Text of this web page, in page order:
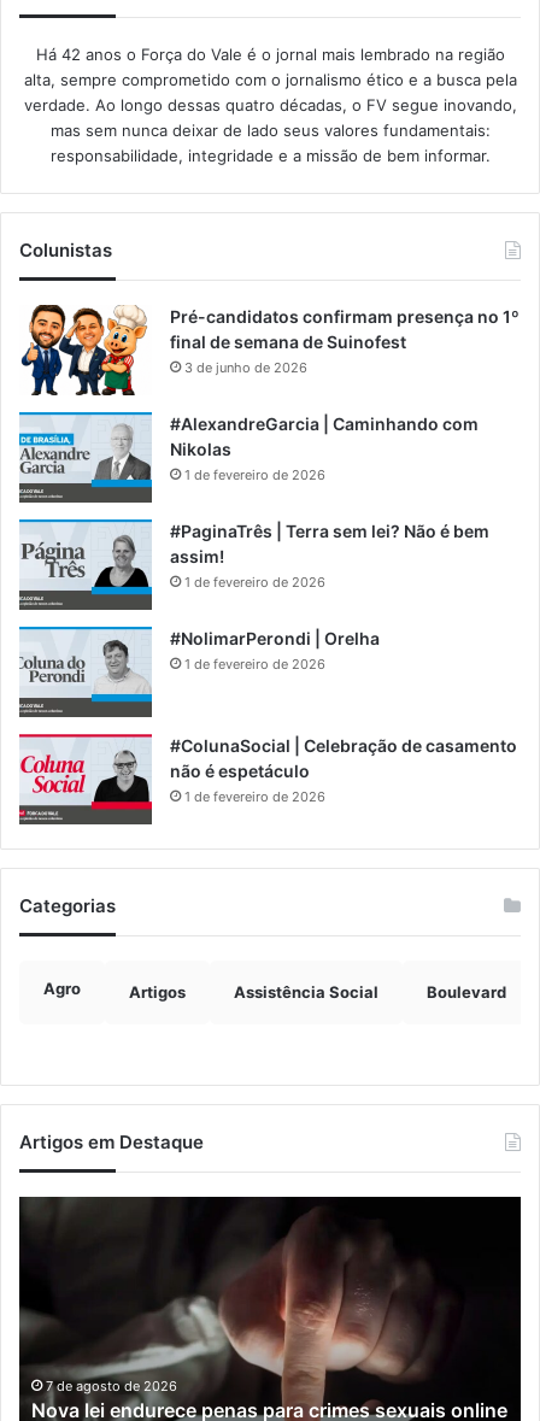
Há 42 anos o Força do Vale é o jornal mais lembrado na região
alta, sempre comprometido com o jornalismo ético e a busca pela
verdade. Ao longo dessas quatro décadas, o FV segue inovando,
mas sem nunca deixar de lado seus valores fundamentais:
responsabilidade, integridade e a missão de bem informar.​
Colunistas
Pré-candidatos confirmam presença no 1º
final de semana de Suinofest
3 de junho de 2026
#AlexandreGarcia | Caminhando com
Nikolas
1 de fevereiro de 2026
#PaginaTrês | Terra sem lei? Não é bem
assim!
1 de fevereiro de 2026
#NolimarPerondi | Orelha
1 de fevereiro de 2026
#ColunaSocial | Celebração de casamento
não é espetáculo
1 de fevereiro de 2026
Categorias
Agro Artigos Assistência Social Boulevard
Artigos em Destaque
para
crimes
sexuais
online
contra
7 de agosto de 2026
Nova lei endurece penas para crimes sexuais online